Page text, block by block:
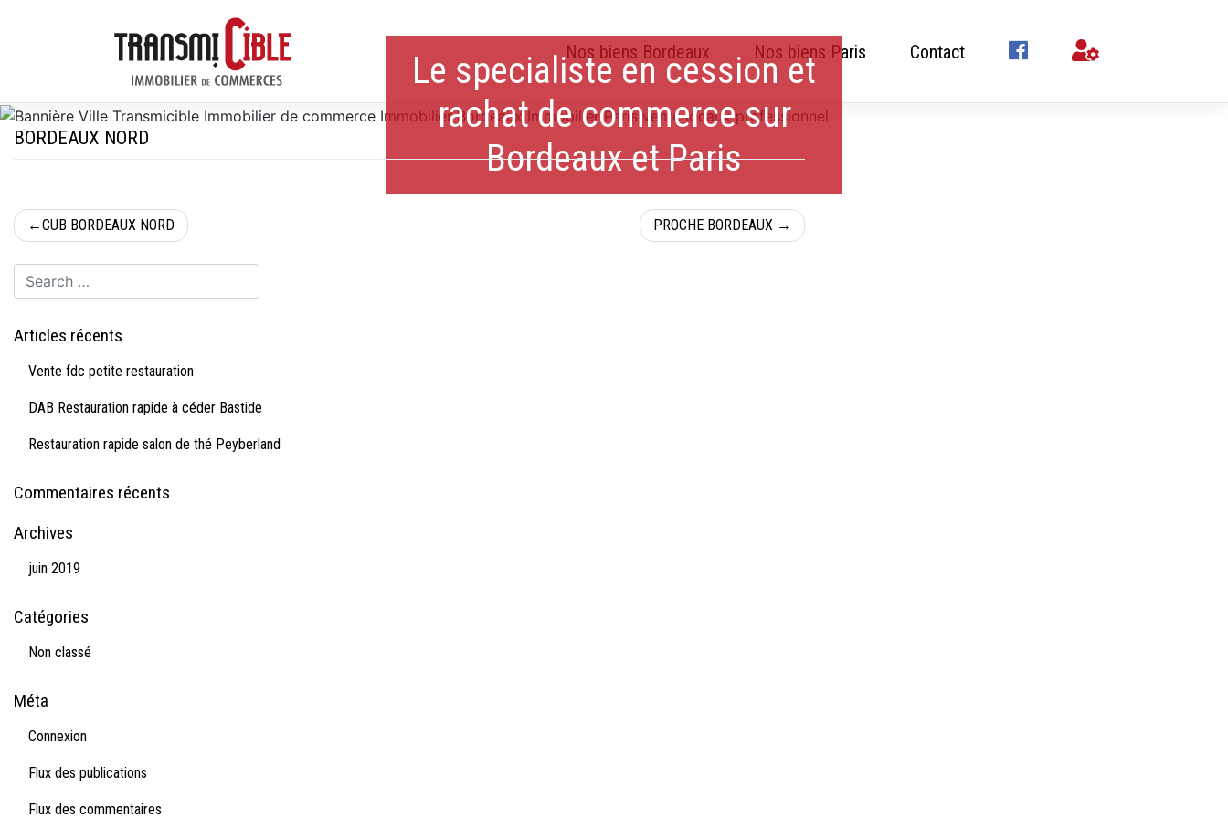
Nos biens Bordeaux Nos biens Paris Contact
Le specialiste en cession et
rachat de commerce sur
Bordeaux et Paris
BORDEAUX NORD
Navigation
de
l’article
CUB BORDEAUX NORD PROCHE BORDEAUX
Articles récents
Vente fdc petite restauration
DAB Restauration rapide à céder Bastide
Restauration rapide salon de thé Peyberland
Commentaires récents
Archives
juin 2019
Catégories
Non classé
Méta
Connexion
Flux des publications
Flux des commentaires